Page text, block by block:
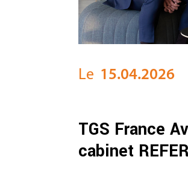
Le 15.04.2026
TGS France
cabinet